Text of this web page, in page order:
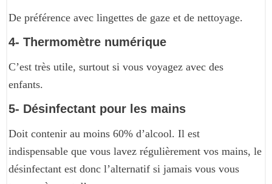
De préférence avec lingettes de gaze et de nettoyage.
4- Thermomètre numérique
C’est très utile, surtout si vous voyagez avec des
enfants.
5- Désinfectant pour les mains
Doit contenir au moins 60% d’alcool. Il est
indispensable que vous lavez régulièrement vos mains, le
désinfectant est donc l’alternatif si jamais vous vous